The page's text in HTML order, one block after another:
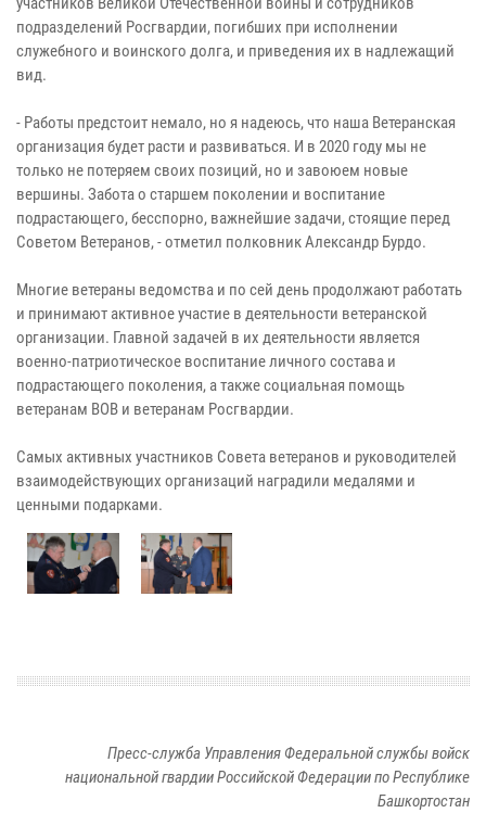
подразделений Росгвардии, погибших при исполнении
служебного и воинского долга, и приведения их в надлежащий
вид.
- Работы предстоит немало, но я надеюсь, что наша Ветеранская
организация будет расти и развиваться. И в 2020 году мы не
только не потеряем своих позиций, но и завоюем новые
вершины. Забота о старшем поколении и воспитание
подрастающего, бесспорно, важнейшие задачи, стоящие перед
Советом Ветеранов, - отметил полковник Александр Бурдо.
Многие ветераны ведомства и по сей день продолжают работать
и принимают активное участие в деятельности ветеранской
организации. Главной задачей в их деятельности является
военно-патриотическое воспитание личного состава и
подрастающего поколения, а также социальная помощь
ветеранам ВОВ и ветеранам Росгвардии.
Самых активных участников Совета ветеранов и руководителей
взаимодействующих организаций наградили медалями и
ценными подарками.
Пресс-служба Управления Федеральной службы войск
национальной гвардии Российской Федерации по Республике
Башкортостан